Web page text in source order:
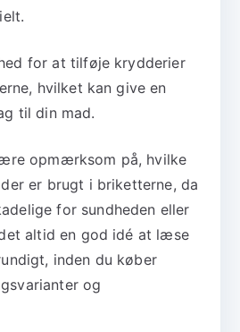
for at tilføje krydderier
hvilket kan give en
til din mad.
opmærksom på, hvilke
er brugt i briketterne, da
for sundheden eller
altid en god idé at læse
inden du køber
og